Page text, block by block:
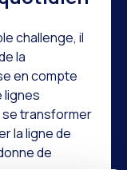
challenge, il
la
en compte
lignes
se transformer
la ligne de
de